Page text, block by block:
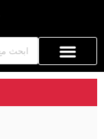
الأهلي يستكمل